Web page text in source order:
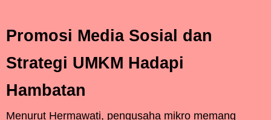
Promosi Media Sosial dan
Strategi UMKM Hadapi
Hambatan
Menurut Hermawati, pengusaha mikro memang